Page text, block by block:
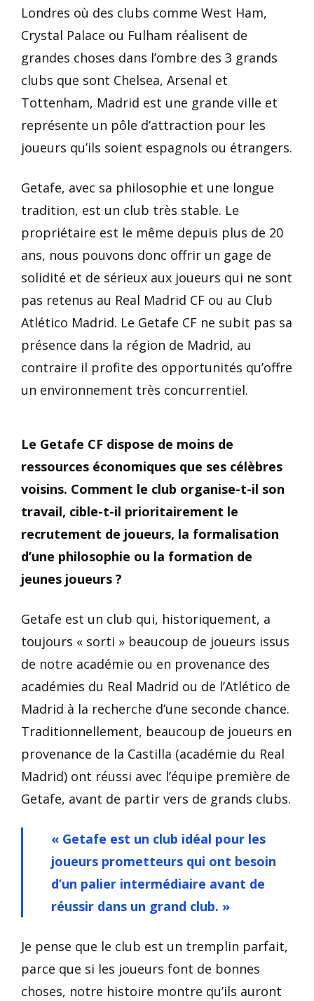
Londres où des clubs comme West Ham,
Crystal Palace ou Fulham réalisent de
grandes choses dans l’ombre des 3 grands
clubs que sont Chelsea, Arsenal et
Tottenham, Madrid est une grande ville et
représente un pôle d’attraction pour les
joueurs qu’ils soient espagnols ou étrangers.
Getafe, avec sa philosophie et une longue
tradition, est un club très stable. Le
propriétaire est le même depuis plus de 20
ans, nous pouvons donc offrir un gage de
solidité et de sérieux aux joueurs qui ne sont
pas retenus au Real Madrid CF ou au Club
Atlético Madrid. Le Getafe CF ne subit pas sa
présence dans la région de Madrid, au
contraire il profite des opportunités qu’offre
un environnement très concurrentiel.
Le Getafe CF dispose de moins de
ressources économiques que ses célèbres
voisins. Comment le club organise-t-il son
travail, cible-t-il prioritairement le
recrutement de joueurs, la formalisation
d’une philosophie ou la formation de
jeunes joueurs ?
Getafe est un club qui, historiquement, a
toujours « sorti » beaucoup de joueurs issus
de notre académie ou en provenance des
académies du Real Madrid ou de l’Atlético de
Madrid à la recherche d’une seconde chance.
Traditionnellement, beaucoup de joueurs en
provenance de la Castilla (académie du Real
Madrid) ont réussi avec l’équipe première de
Getafe, avant de partir vers de grands clubs.
« Getafe est un club idéal pour les
joueurs prometteurs qui ont besoin
d’un palier intermédiaire avant de
réussir dans un grand club. »
Je pense que le club est un tremplin parfait,
parce que si les joueurs font de bonnes
choses, notre histoire montre qu’ils auront